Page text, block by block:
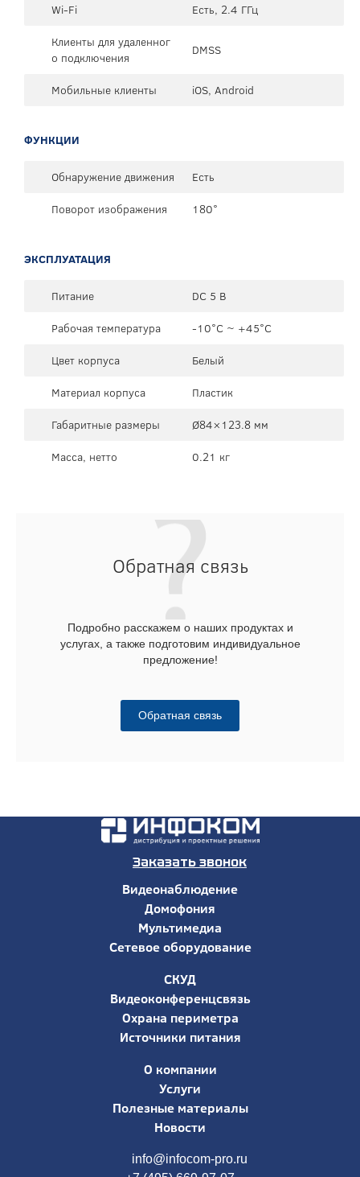
Wi-Fi
Есть, 2.4 ГГц
Клиенты для удаленног
о подключения
DMSS
Мобильные клиенты iOS, Android
ФУНКЦИИ
Обнаружение движения
Есть
Поворот изображения
180°
ЭКСПЛУАТАЦИЯ
Питание
DC 5 В
Рабочая температура
-10°C ~ +45°C
Цвет корпуса
Белый
Материал корпуса
Пластик
Габаритные размеры
Ø84×123.8 мм
Масса, нетто
0.21 кг
Обратная связь
Подробно расскажем о наших продуктах и
услугах, а также подготовим индивидуальное
предложение!
Обратная связь
Заказать звонок
Видеонаблюдение
Домофония
Мультимедиа
Сетевое оборудование
СКУД
Видеоконференцсвязь
Охрана периметра
Источники питания
О компании
Услуги
Полезные материалы
Новости
info@infocom-pro.ru